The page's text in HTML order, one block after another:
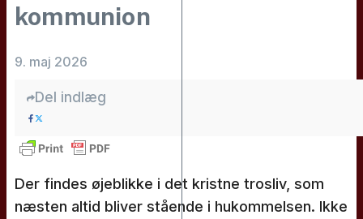
kommunion
9. maj 2026
Del indlæg
Der findes øjeblikke i det kristne trosliv, som
næsten altid bliver stående i hukommelsen. Ikke